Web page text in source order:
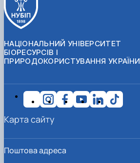
НАЦІОНАЛЬНИЙ УНІВЕРСИТЕТ
БІОРЕСУРСІВ І
ПРИРОДОКОРИСТУВАННЯ УКРАЇНИ
Поштова адреса
Карта сайту